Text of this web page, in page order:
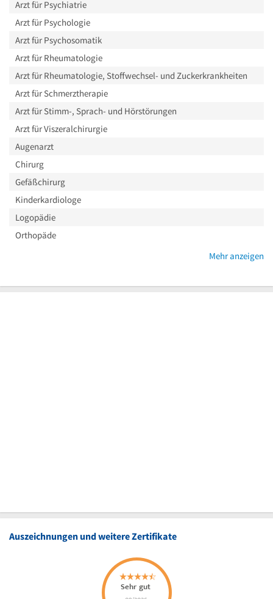
Arzt für Psychiatrie
Arzt für Psychologie
Arzt für Psychosomatik
Arzt für Rheumatologie
Arzt für Rheumatologie, Stoffwechsel- und Zuckerkrankheiten
Arzt für Schmerztherapie
Arzt für Stimm-, Sprach- und Hörstörungen
Arzt für Viszeralchirurgie
Augenarzt
Chirurg
Gefäßchirurg
Kinderkardiologe
Logopädie
Orthopäde
Mehr anzeigen
Auszeichnungen und weitere Zertifikate